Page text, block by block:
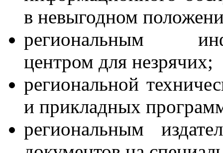
в невыгодном
региональным
центром для незрячих;
региональной
и прикладных
региональным